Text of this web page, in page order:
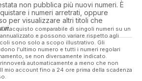
non pubblica più nuovi numeri. È
i numeri arretrati, oppure
per visualizzare altri titoli che
comparabile di singoli numeri su un
e possono variare rispetto agli
sono solo a scopo illustrativo. Gli
l'ultimo numero e tutti i numeri regolari
se non diversamente indicato.
automaticamente a meno che non
mio account fino a 24 ore prima della scadenza